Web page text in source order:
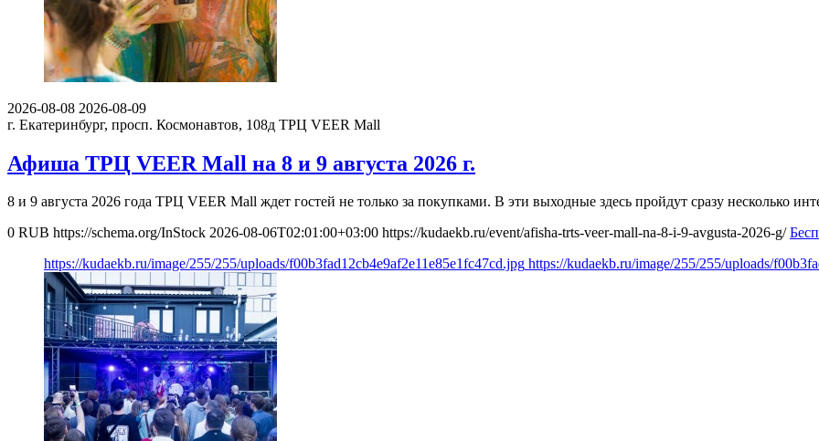
2026-08-08 2026-08-09
г. Екатеринбург, просп. Космонавтов, 108д ТРЦ VEER Mall
Афиша ТРЦ VEER Mall на 8 и 9 августа 2026 г.
8 и 9 августа 2026 года ТРЦ VEER Mall ждет гостей не только за покупками. В эти выходные здесь пройдут сразу несколько
0 RUB https://schema.org/InStock 2026-08-06T02:01:00+03:00 https://kudaekb.ru/event/afisha-trts-veer-mall-na-8-i-9-avgusta-2026-g/
https://kudaekb.ru/image/255/255/uploads/f00b3fad12cb4e9af2e11e85e1fc47cd.jpg https://kudaekb.ru/image/255/255/uploads/